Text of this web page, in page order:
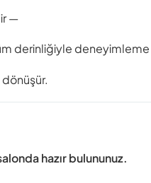
—
derinliğiyle deneyimleme
hazır bulununuz.